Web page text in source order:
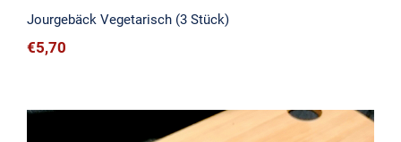
Jourgebäck Vegetarisch (3 Stück)
€5,70